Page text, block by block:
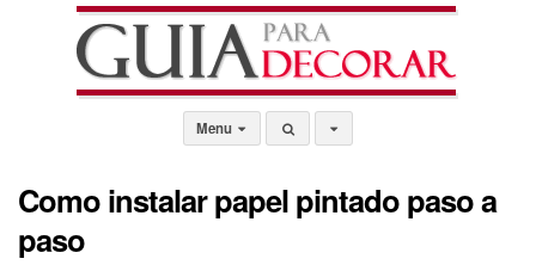
Menu
Como instalar papel pintado paso a
paso